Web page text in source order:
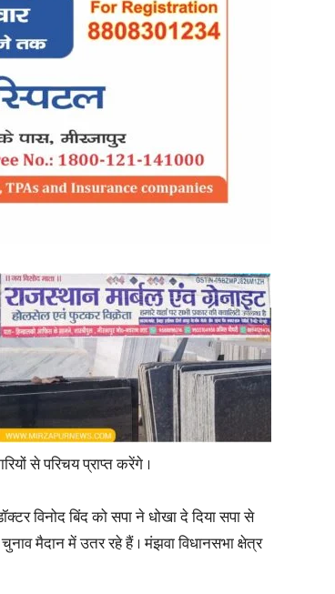
Today
Hindi
News
Paper
से परिचय प्राप्त करेंगे ।
विनोद बिंद को सपा ने धोखा दे दिया सपा से
मैदान में उतर रहे हैं । मंझवा विधानसभा क्षेत्र